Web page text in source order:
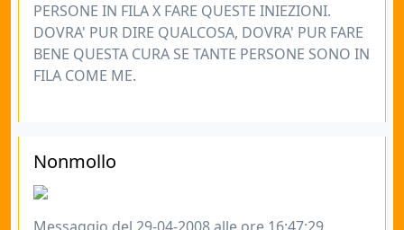
PERSONE IN FILA X FARE QUESTE INIEZIONI.
DOVRA' PUR DIRE QUALCOSA, DOVRA' PUR FARE
BENE QUESTA CURA SE TANTE PERSONE SONO IN
FILA COME ME.
Nonmollo